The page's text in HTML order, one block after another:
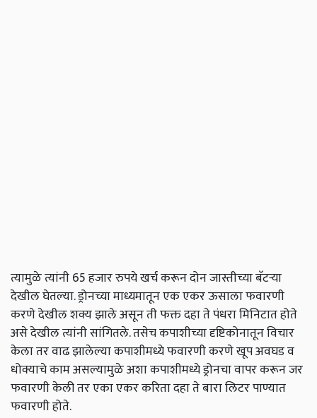
त्यामुळे त्यांनी 65 हजार रुपये खर्च करून दोन जास्तीच्या बॅटऱ्या
देखील घेतल्या. ड्रोनच्या माध्यमातून एक एकर ऊसाला फवारणी
करणे देखील शक्य झाले असून ती फक्त दहा ते पंधरा मिनिटात होते
असे देखील त्यांनी सांगितले. तसेच कपाशीच्या दृष्टिकोनातून विचार
केला तर वाढ झालेल्या कपाशीमध्ये फवारणी करणे खूप अवघड व
धोक्याचे काम असल्यामुळे अशा कपाशीमध्ये ड्रोनचा वापर करून जर
फवारणी केली तर एका एकर करिता दहा ते बारा लिटर पाण्यात
फवारणी होते.